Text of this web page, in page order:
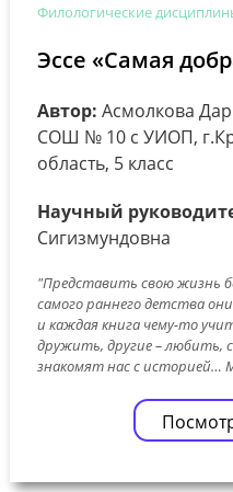
Филологические
Эссе «Самая
Автор: Асмолкова
СОШ № 10 с УИОП,
область, 5 класс
Научный
Сигизмундовна
"Представить свою жизнь
самого раннего детства
и каждая книга чему-то
дружить, другие – любить,
знакомят нас с историей…